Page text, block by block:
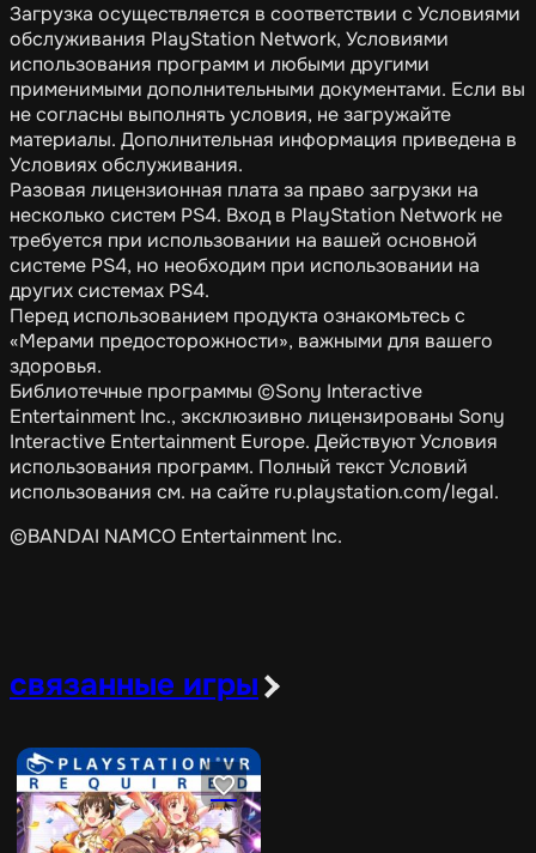
Загрузка осуществляется в соответствии с Условиями
обслуживания PlayStation Network, Условиями
использования программ и любыми другими
применимыми дополнительными документами. Если вы
не согласны выполнять условия, не загружайте
материалы. Дополнительная информация приведена в
Условиях обслуживания.
Разовая лицензионная плата за право загрузки на
несколько систем PS4. Вход в PlayStation Network не
требуется при использовании на вашей основной
системе PS4, но необходим при использовании на
других системах PS4.
Перед использованием продукта ознакомьтесь с
«Мерами предосторожности», важными для вашего
здоровья.
Библиотечные программы ©Sony Interactive
Entertainment Inc., эксклюзивно лицензированы Sony
Interactive Entertainment Europe. Действуют Условия
использования программ. Полный текст Условий
использования см. на сайте ru.playstation.com/legal.
©BANDAI NAMCO Entertainment Inc.
связанные игры